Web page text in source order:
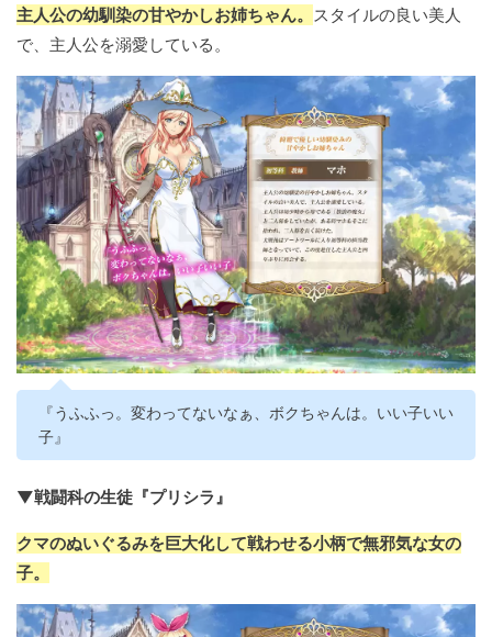
主人公の幼馴染の甘やかしお姉ちゃん。 スタイルの良い美人
で、主人公を溺愛している。
『うふふっ。変わってないなぁ、ボクちゃんは。いい子いい
子』
▼戦闘科の生徒『プリシラ』
クマのぬいぐるみを巨大化して戦わせる小柄で無邪気な女の
子。